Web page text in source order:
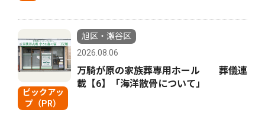
ピックアッ
プ（PR）
旭区・瀬谷区
2026.08.06
万騎が原の家族葬専用ホール 葬儀連
載【6】「海洋散骨について」